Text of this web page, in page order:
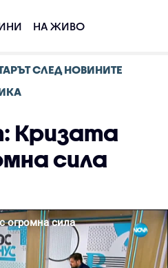
НА ЖИВО
СЛЕД НОВИНИТЕ
Кризата
сила